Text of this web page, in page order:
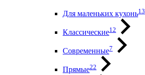
Для маленьких кухонь13
Классические12
Современные7
Прямые22